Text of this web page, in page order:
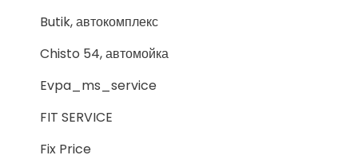
Butik, автокомплекс
Chisto 54, автомойка
Evpa_ms_service
FIT SERVICE
Fix Price